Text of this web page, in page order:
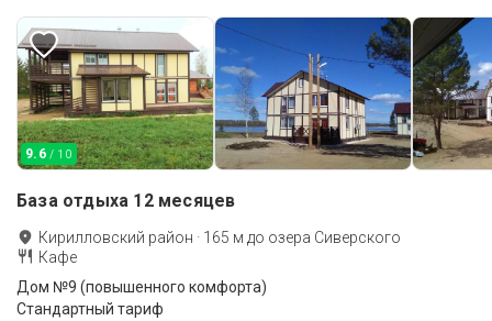
9.6 / 10
База отдыха 12 месяцев
Кирилловский район · 165 м до озера Сиверского
Кафе
Дом №9 (повышенного комфорта)
Стандартный тариф